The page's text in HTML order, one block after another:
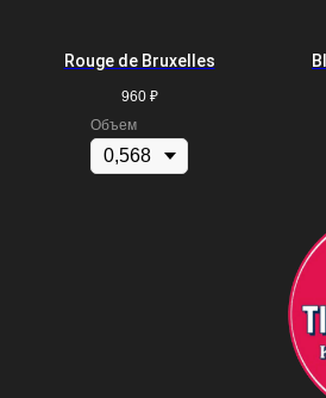
Rouge de Bruxelles
960 ₽
Объем